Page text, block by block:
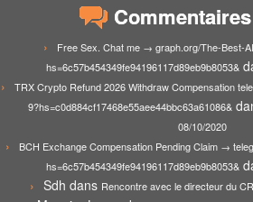
Free Sex. Chat me → graph.org/The-Best-
hs=6c57b454349fe94196117d89eb9b8053&
TRX Crypto Refund 2026 Withdraw Compensation
9?hs=c0d884cf17468e55aee44bbc63a61086&
08/10/2020
BCH Exchange Compensation Pending Claim →
hs=6c57b454349fe94196117d89eb9b8053&
Sdh dans Rencontre avec le directeur du